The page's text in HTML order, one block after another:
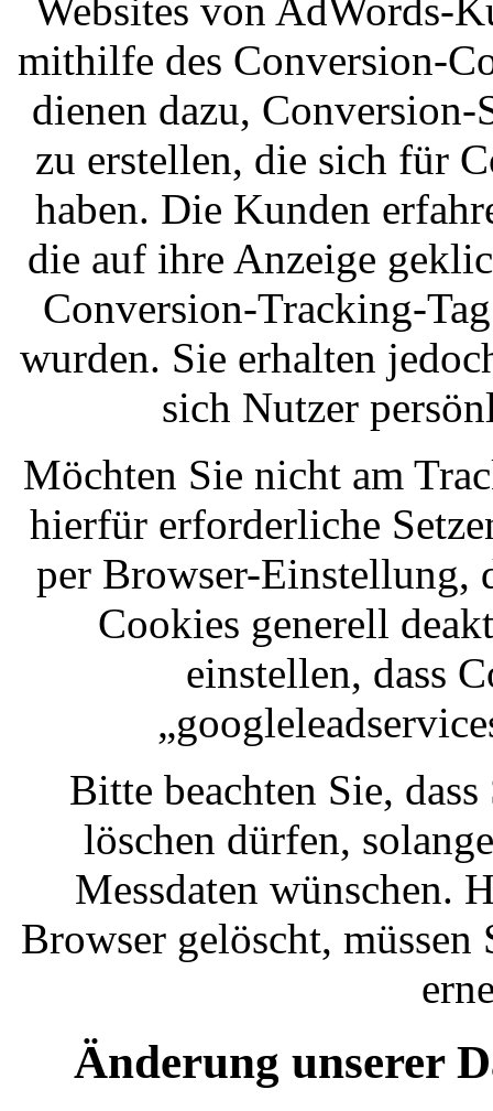
Websites von AdWords-
mithilfe des Conversion-
dienen dazu,
zu erstellen, die sich für
haben. Die Kunden
die auf ihre Anzeige
Conversion-Tracking-
wurden. Sie erhalten
sich Nutzer
Möchten Sie nicht am
hierfür erforderliche
per Browser-Einstellung,
Cookies generell
einstellen, dass
Bitte beachten Sie,
löschen dürfen,
Messdaten wünschen.
Browser gelöscht,
Änderung unserer